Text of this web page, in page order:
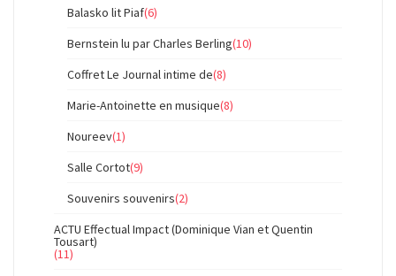
Balasko lit Piaf(6)
Bernstein lu par Charles Berling(10)
Coffret Le Journal intime de(8)
Marie-Antoinette en musique(8)
Noureev(1)
Salle Cortot(9)
Souvenirs souvenirs(2)
ACTU Effectual Impact (Dominique Vian et Quentin
Tousart)
(11)